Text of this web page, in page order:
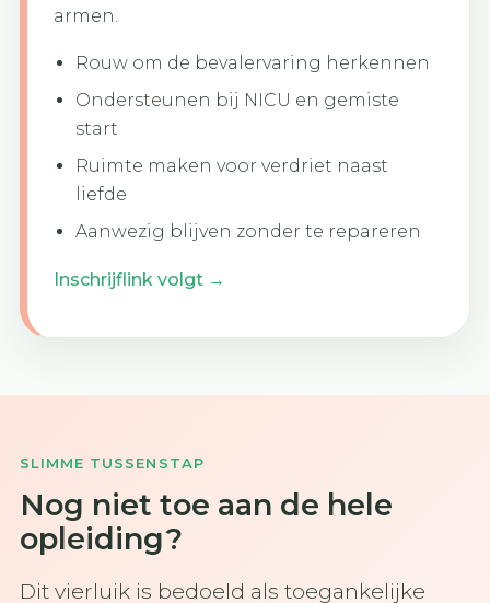
armen.
Rouw om de bevalervaring herkennen
Ondersteunen bij NICU en gemiste
start
Ruimte maken voor verdriet naast
liefde
Aanwezig blijven zonder te repareren
Inschrijflink volgt →
SLIMME TUSSENSTAP
Nog niet toe aan de hele
opleiding?
Dit vierluik is bedoeld als toegankelijke